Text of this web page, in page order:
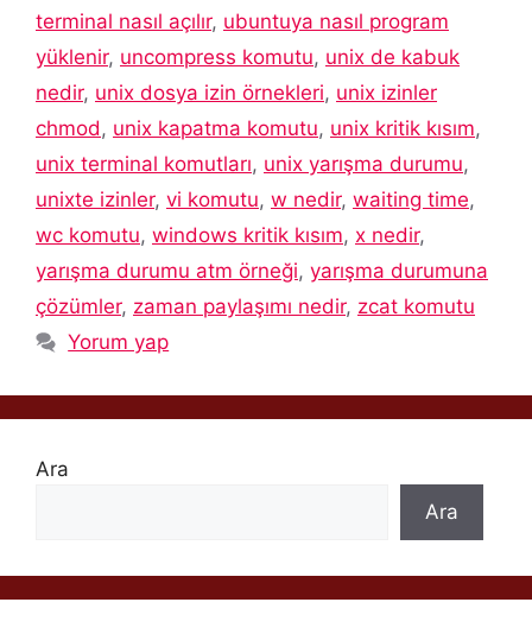
terminal nasıl açılır, ubuntuya nasıl program
yüklenir, uncompress komutu, unix de kabuk
nedir, unix dosya izin örnekleri, unix izinler
chmod, unix kapatma komutu, unix kritik kısım,
unix terminal komutları, unix yarışma durumu,
unixte izinler, vi komutu, w nedir, waiting time,
wc komutu, windows kritik kısım, x nedir,
yarışma durumu atm örneği, yarışma durumuna
çözümler, zaman paylaşımı nedir, zcat komutu
Yorum yap
Ara
Ara